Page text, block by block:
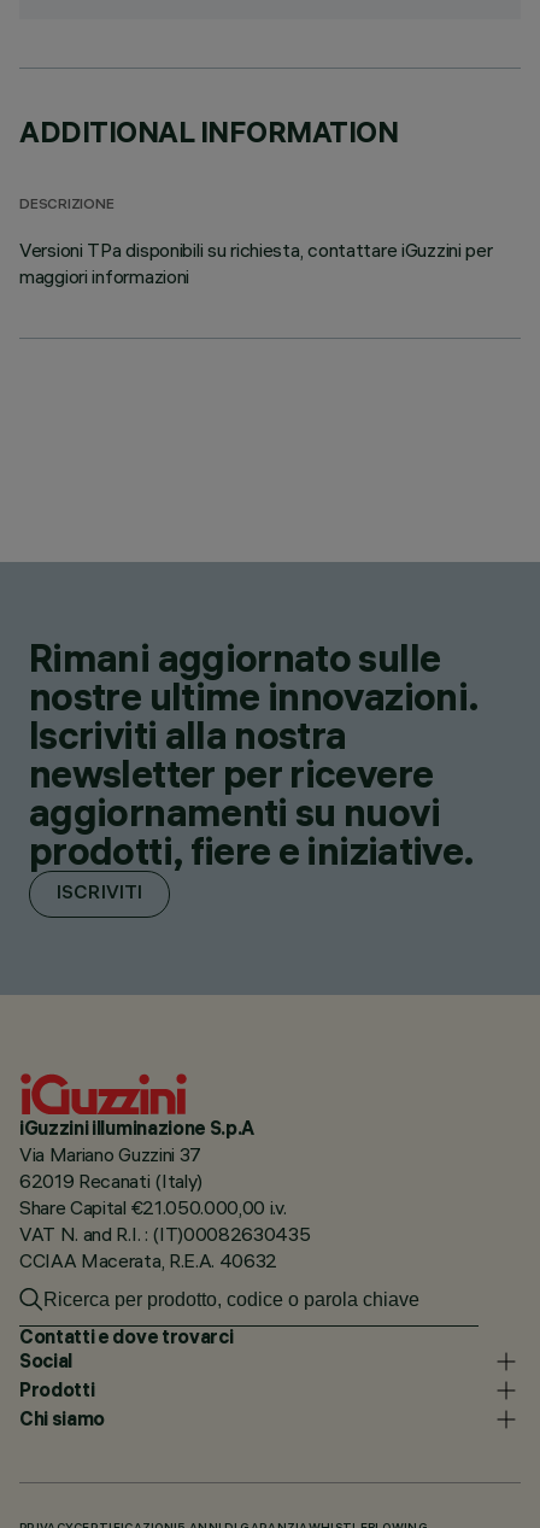
ADDITIONAL INFORMATION
DESCRIZIONE
Versioni TPa disponibili su richiesta, contattare iGuzzini per
maggiori informazioni
Rimani aggiornato sulle
nostre ultime innovazioni.
Iscriviti alla nostra
newsletter per ricevere
aggiornamenti su nuovi
prodotti, fiere e iniziative.
ISCRIVITI
iGuzzini illuminazione S.p.A
Via Mariano Guzzini 37
62019 Recanati (Italy)
Share Capital €21.050.000,00 i.v.
VAT N. and R.I. : (IT)00082630435
CCIAA Macerata, R.E.A. 40632
Contatti e dove trovarci
Social
Prodotti
Chi siamo